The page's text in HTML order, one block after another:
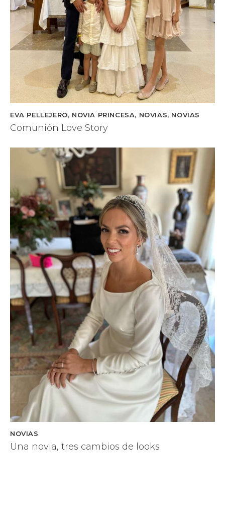
EVA PELLEJERO, NOVIA PRINCESA, NOVIAS, NOVIAS
Comunión Love Story
NOVIAS
Una novia, tres cambios de looks